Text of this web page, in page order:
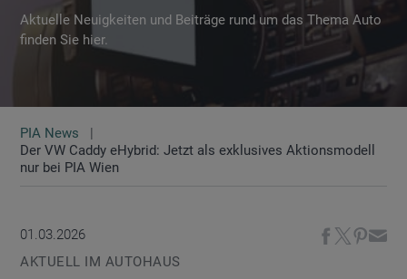
Aktuelle Neuigkeiten und Beiträge rund um das Thema Auto
finden Sie hier.
PIA News
Der VW Caddy eHybrid: Jetzt als exklusives Aktionsmodell
nur bei PIA Wien
01.03.2026
AKTUELL IM AUTOHAUS